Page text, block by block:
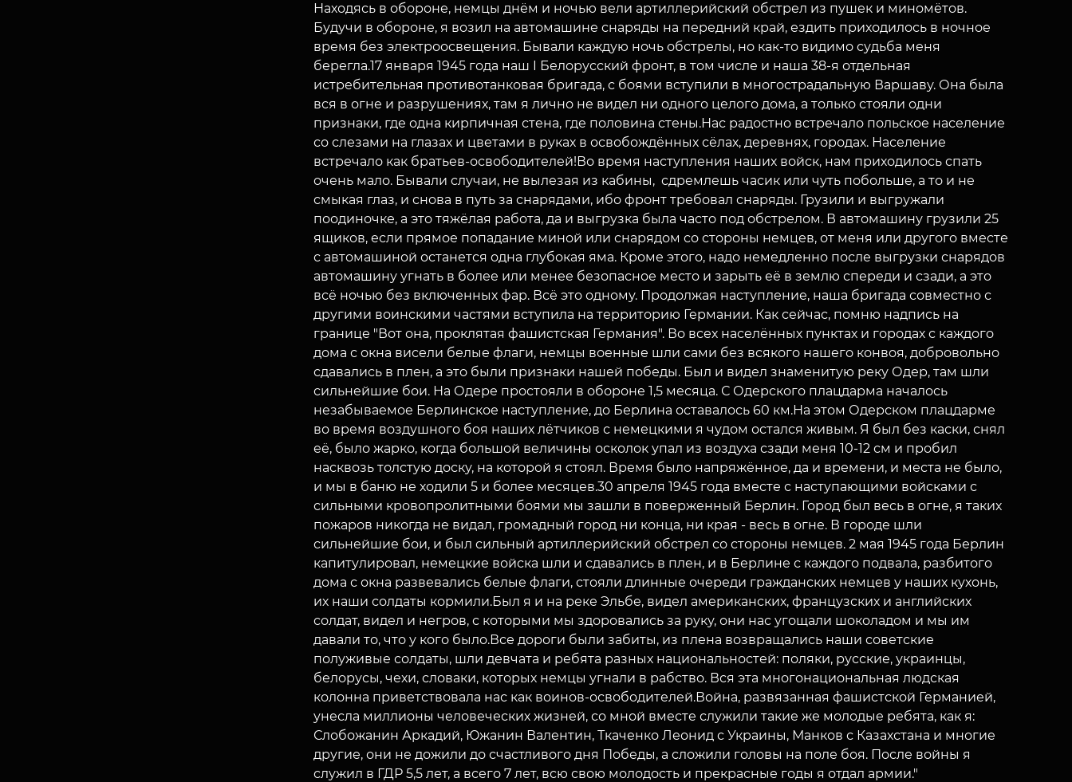
ЗАКРЫТЬ
Находясь в обороне, немцы днём и ночью вели артиллерийский обстрел из пушек и миномётов.
Будучи в обороне, я возил на автомашине снаряды на передний край, ездить приходилось в ночное
время без электроосвещения. Бывали каждую ночь обстрелы, но как-то видимо судьба меня
берегла.17 января 1945 года наш I Белорусский фронт, в том числе и наша 38-я отдельная
истребительная противотанковая бригада, с боями вступили в многострадальную Варшаву. Она была
вся в огне и разрушениях, там я лично не видел ни одного целого дома, а только стояли одни
признаки, где одна кирпичная стена, где половина стены.Нас радостно встречало польское население
со слезами на глазах и цветами в руках в освобождённых сёлах, деревнях, городах. Население
встречало как братьев-освободителей!Во время наступления наших войск, нам приходилось спать
очень мало. Бывали случаи, не вылезая из кабины, сдремлешь часик или чуть побольше, а то и не
смыкая глаз, и снова в путь за снарядами, ибо фронт требовал снаряды. Грузили и выгружали
поодиночке, а это тяжёлая работа, да и выгрузка была часто под обстрелом. В автомашину грузили 25
ящиков, если прямое попадание миной или снарядом со стороны немцев, от меня или другого вместе
с автомашиной останется одна глубокая яма. Кроме этого, надо немедленно после выгрузки снарядов
автомашину угнать в более или менее безопасное место и зарыть её в землю спереди и сзади, а это
всё ночью без включенных фар. Всё это одному. Продолжая наступление, наша бригада совместно с
другими воинскими частями вступила на территорию Германии. Как сейчас, помню надпись на
границе "Вот она, проклятая фашистская Германия". Во всех населённых пунктах и городах с каждого
дома с окна висели белые флаги, немцы военные шли сами без всякого нашего конвоя, добровольно
сдавались в плен, а это были признаки нашей победы. Был и видел знаменитую реку Одер, там шли
сильнейшие бои. На Одере простояли в обороне 1,5 месяца. С Одерского плацдарма началось
незабываемое Берлинское наступление, до Берлина оставалось 60 км.На этом Одерском плацдарме
во время воздушного боя наших лётчиков с немецкими я чудом остался живым. Я был без каски, снял
её, было жарко, когда большой величины осколок упал из воздуха сзади меня 10-12 см и пробил
насквозь толстую доску, на которой я стоял. Время было напряжённое, да и времени, и места не было,
и мы в баню не ходили 5 и более месяцев.30 апреля 1945 года вместе с наступающими войсками с
сильными кровопролитными боями мы зашли в поверженный Берлин. Город был весь в огне, я таких
пожаров никогда не видал, громадный город ни конца, ни края - весь в огне. В городе шли
сильнейшие бои, и был сильный артиллерийский обстрел со стороны немцев. 2 мая 1945 года Берлин
капитулировал, немецкие войска шли и сдавались в плен, и в Берлине с каждого подвала, разбитого
дома с окна развевались белые флаги, стояли длинные очереди гражданских немцев у наших кухонь,
их наши солдаты кормили.Был я и на реке Эльбе, видел американских, французских и английских
солдат, видел и негров, с которыми мы здоровались за руку, они нас угощали шоколадом и мы им
давали то, что у кого было.Все дороги были забиты, из плена возвращались наши советские
полуживые солдаты, шли девчата и ребята разных национальностей: поляки, русские, украинцы,
белорусы, чехи, словаки, которых немцы угнали в рабство. Вся эта многонациональная людская
колонна приветствовала нас как воинов-освободителей.Война, развязанная фашистской Германией,
унесла миллионы человеческих жизней, со мной вместе служили такие же молодые ребята, как я:
Слобожанин Аркадий, Южанин Валентин, Ткаченко Леонид с Украины, Манков с Казахстана и многие
другие, они не дожили до счастливого дня Победы, а сложили головы на поле боя. После войны я
служил в ГДР 5,5 лет, а всего 7 лет, всю свою молодость и прекрасные годы я отдал армии."